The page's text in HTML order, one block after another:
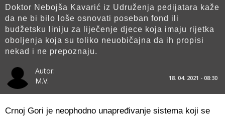
Doktor Nebojša Kavarić iz Udruženja pedijatara kaže
da ne bi bilo loše osnovati poseban fond ili
budžetsku liniju za liječenje djece koja imaju rijetka
oboljenja koja su toliko neuobičajna da ih propisi
nekad i ne prepoznaju.
Autor:
M.V.
18. 04. 2021 - 08:30
Crnoj Gori je neophodno unapređivanje sistema koji se